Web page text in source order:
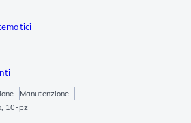
Manutenzione
10-pz